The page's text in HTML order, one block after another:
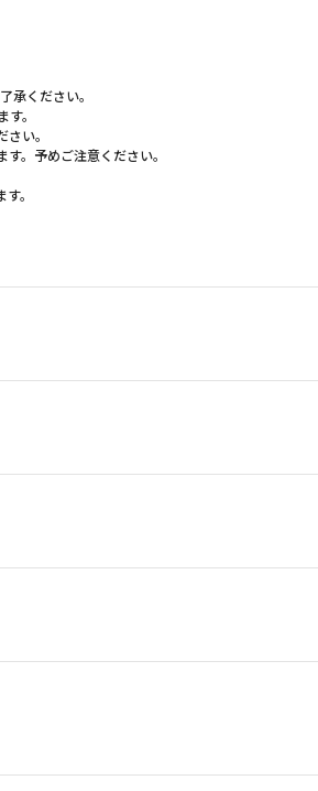
承ください。
。
い。
。予めご注意ください。
。